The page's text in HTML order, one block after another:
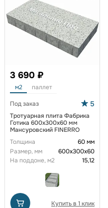
3 690 ₽
м2 паллет
Под заказ 5
Тротуарная плита Фабрика
Готика 600х300х60 мм
Мансуровский FINERRO
Толщина
60 мм
Размер, мм
600х300х60
На поддоне, м2
15,12
Купить в 1 клик